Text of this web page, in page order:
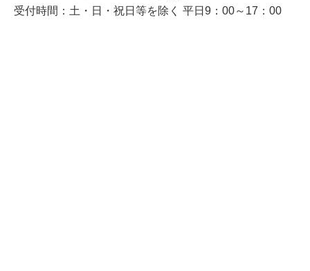
受付時間：土・日・祝日等を除く 平日9：00～17：00